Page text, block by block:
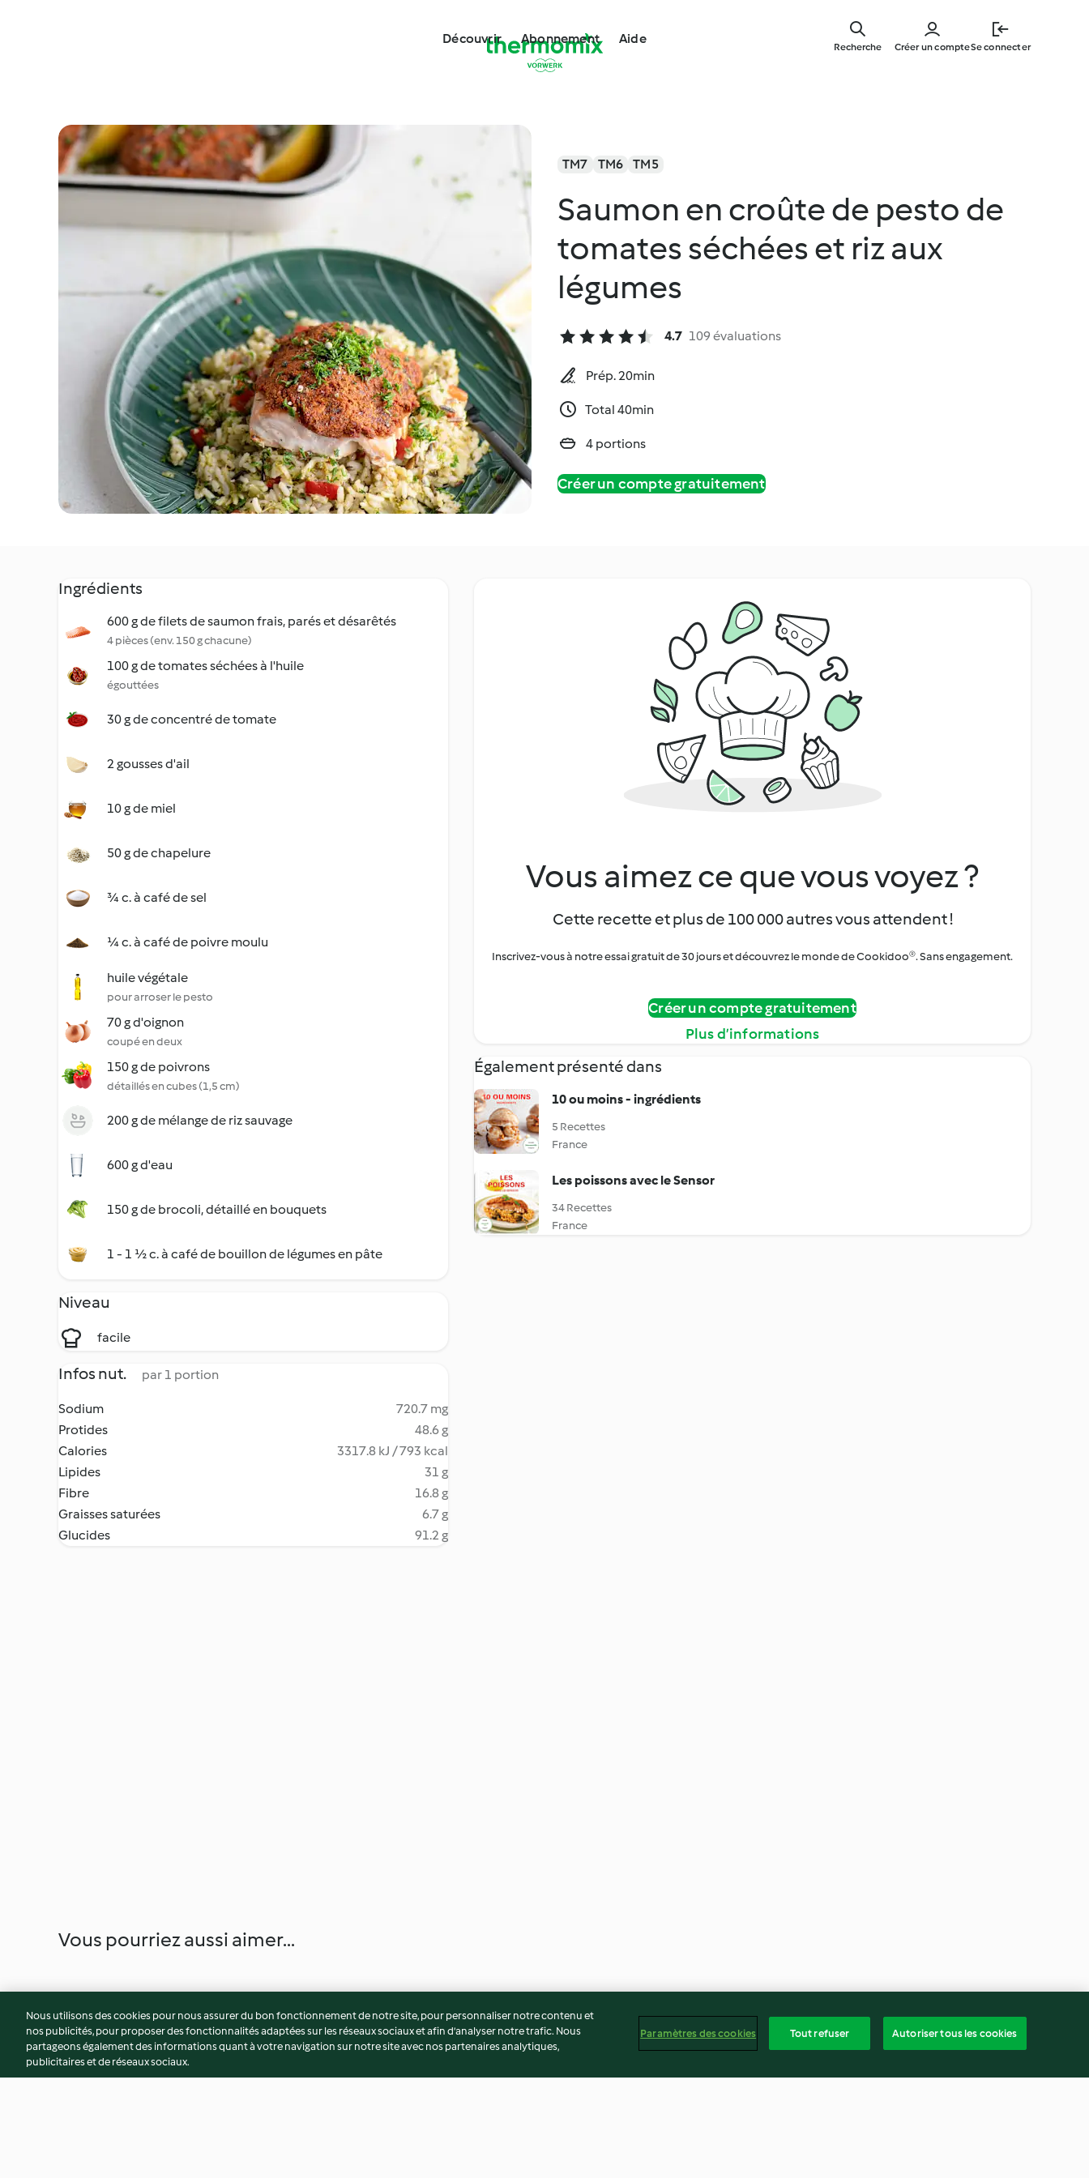
main
Découvrir Abonnement Aide
Créer un compteSe connecter
Recherche
TM7 TM6 TM5
Saumon en croûte de pesto de
tomates séchées et riz aux
légumes
4.7 109 évaluations
Prép. 20min
Total 40min
4 portions
Créer un compte gratuitement
Ingrédients
600 g de filets de saumon frais, parés et désarêtés
4 pièces (env. 150 g chacune)
100 g de tomates séchées à l'huile
égouttées
30 g de concentré de tomate
2 gousses d'ail
10 g de miel
50 g de chapelure
¾ c. à café de sel
¼ c. à café de poivre moulu
huile végétale
pour arroser le pesto
70 g d'oignon
coupé en deux
150 g de poivrons
détaillés en cubes (1,5 cm)
200 g de mélange de riz sauvage
600 g d'eau
150 g de brocoli, détaillé en bouquets
1 - 1 ½ c. à café de bouillon de légumes en pâte
Niveau
facile
Infos nut. par 1 portion
Sodium
720.7 mg
Protides
48.6 g
Calories
3317.8 kJ / 793 kcal
Lipides
31 g
Fibre
16.8 g
Graisses saturées
6.7 g
Glucides
91.2 g
Vous aimez ce que vous voyez ?
Cette recette et plus de 100 000 autres vous attendent !
Inscrivez-vous à notre essai gratuit de 30 jours et découvrez le monde de Cookidoo®. Sans engagement.
Créer un compte gratuitement
Plus d’informations
Également présenté dans
10 ou moins - ingrédients
5 Recettes
France
Les poissons avec le Sensor
34 Recettes
France
Vous pourriez aussi aimer...
Nous utilisons des cookies pour nous assurer du bon fonctionnement de notre site, pour personnaliser notre contenu et
nos publicités, pour proposer des fonctionnalités adaptées sur les réseaux sociaux et afin d’analyser notre trafic. Nous
partageons également des informations quant à votre navigation sur notre site avec nos partenaires analytiques,
publicitaires et de réseaux sociaux.
Paramètres des cookies Tout refuser Autoriser tous les cookies